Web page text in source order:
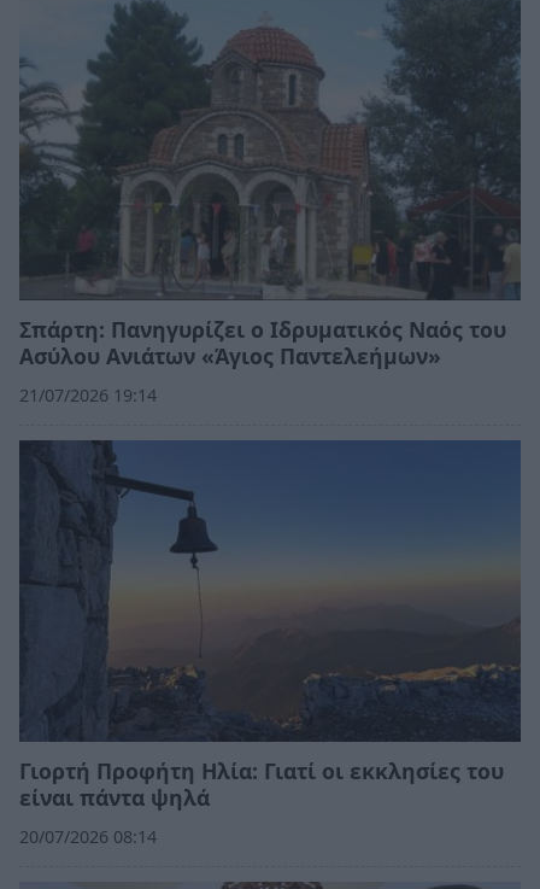
Σπάρτη: Πανηγυρίζει ο Ιδρυματικός Ναός του
Ασύλου Ανιάτων «Άγιος Παντελεήμων»
21/07/2026 19:14
Γιορτή Προφήτη Ηλία: Γιατί οι εκκλησίες του
είναι πάντα ψηλά
20/07/2026 08:14